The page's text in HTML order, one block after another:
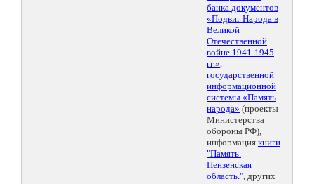
банка документов
«Подвиг Народа в
Великой
Отечественной
войне 1941-1945
гг.»,
государственной
информационной
системы «Память
народа» (проекты
Министерства
обороны РФ),
информация книги
"Память.
Пензенская
область.", других